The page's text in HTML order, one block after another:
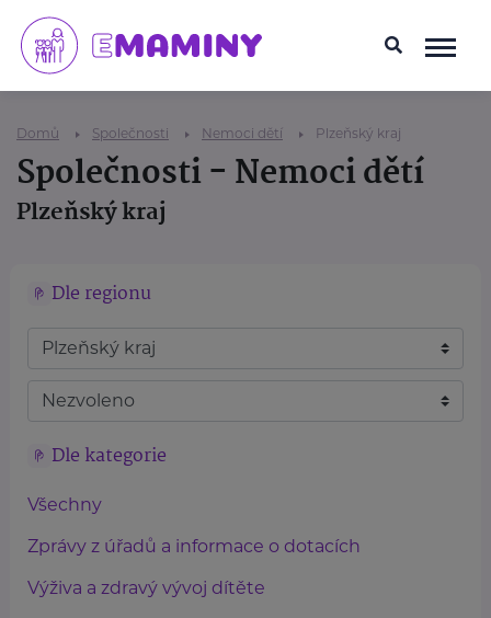
Domů Společnosti Nemoci dětí Plzeňský kraj
Společnosti - Nemoci dětí
Plzeňský kraj
Dle regionu
Dle kategorie
Všechny
Zprávy z úřadů a informace o dotacích
Výživa a zdravý vývoj dítěte